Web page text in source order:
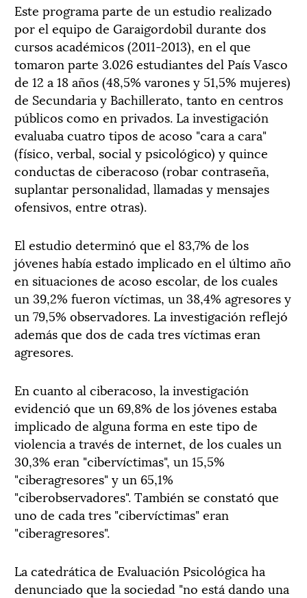
Este programa parte de un estudio realizado
por el equipo de Garaigordobil durante dos
cursos académicos (2011-2013), en el que
tomaron parte 3.026 estudiantes del País Vasco
de 12 a 18 años (48,5% varones y 51,5% mujeres)
de Secundaria y Bachillerato, tanto en centros
públicos como en privados. La investigación
evaluaba cuatro tipos de acoso "cara a cara"
(físico, verbal, social y psicológico) y quince
conductas de ciberacoso (robar contraseña,
suplantar personalidad, llamadas y mensajes
ofensivos, entre otras).
El estudio determinó que el 83,7% de los
jóvenes había estado implicado en el último año
en situaciones de acoso escolar, de los cuales
un 39,2% fueron víctimas, un 38,4% agresores y
un 79,5% observadores. La investigación reflejó
además que dos de cada tres víctimas eran
agresores.
En cuanto al ciberacoso, la investigación
evidenció que un 69,8% de los jóvenes estaba
implicado de alguna forma en este tipo de
violencia a través de internet, de los cuales un
30,3% eran "cibervíctimas", un 15,5%
"ciberagresores" y un 65,1%
"ciberobservadores". También se constató que
uno de cada tres "cibervíctimas" eran
"ciberagresores".
La catedrática de Evaluación Psicológica ha
denunciado que la sociedad "no está dando una